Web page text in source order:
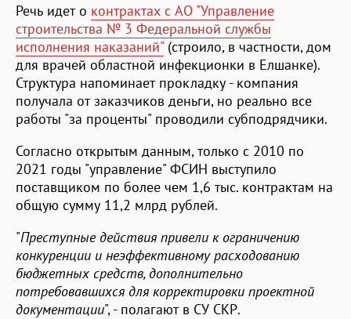
Речь идет о контрактах с АО "Управление
строительства № 3 Федеральной службы
исполнения наказаний" (строило, в частности, дом
для врачей областной инфекционки в Елшанке).
Структура напоминает прокладку - компания
получала от заказчиков деньги, но реально все
работы "за проценты" проводили субподрядчики.
Согласно открытым данным, только с 2010 по
2021 годы "управление" ФСИН выступило
поставщиком по более чем 1,6 тыс. контрактам на
общую сумму 11,2 млрд рублей.
"Преступные действия привели к ограничению
конкуренции и неэффективному расходованию
бюджетных средств, дополнительно
потребовавшихся для корректировки проектной
документации", - полагают в СУ СКР.